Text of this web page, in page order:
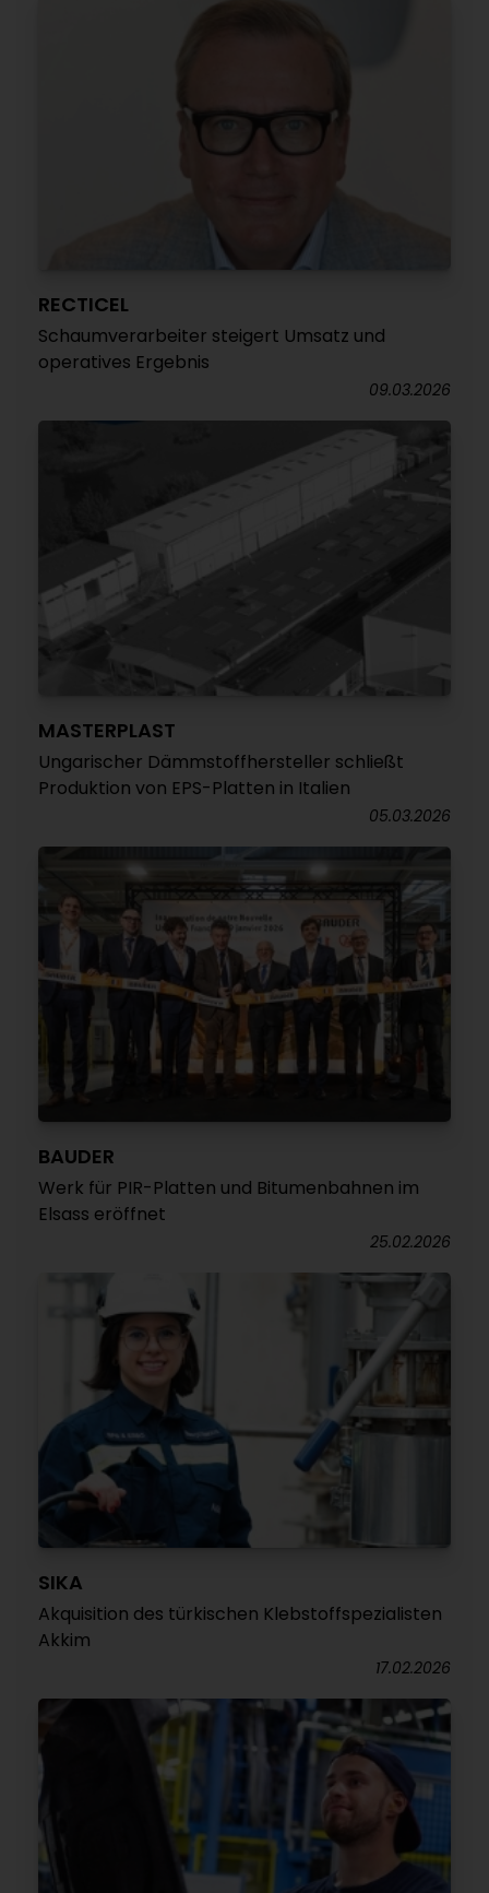
RECTICEL
Schaumverarbeiter steigert Umsatz und
operatives Ergebnis
09.03.2026
MASTERPLAST
Ungarischer Dämmstoffhersteller schließt
Produktion von EPS-Platten in Italien
05.03.2026
BAUDER
Werk für PIR-Platten und Bitumenbahnen im
Elsass eröffnet
25.02.2026
SIKA
Akquisition des türkischen Klebstoffspezialisten
Akkim
17.02.2026